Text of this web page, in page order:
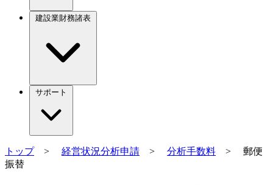
建設業財務諸表
サポート
トップ> 経営状況分析申請 > 分析手数料 > 郵便
振替